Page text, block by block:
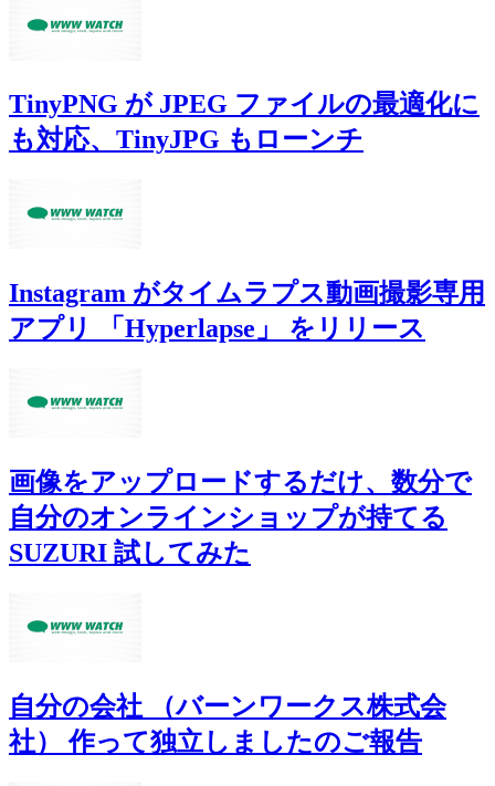
TinyPNG が JPEG ファイルの最適化に
も対応、TinyJPG もローンチ
Instagram がタイムラプス動画撮影専用
アプリ 「Hyperlapse」 をリリース
画像をアップロードするだけ、数分で
自分のオンラインショップが持てる
SUZURI 試してみた
自分の会社 （バーンワークス株式会
社） 作って独立しましたのご報告